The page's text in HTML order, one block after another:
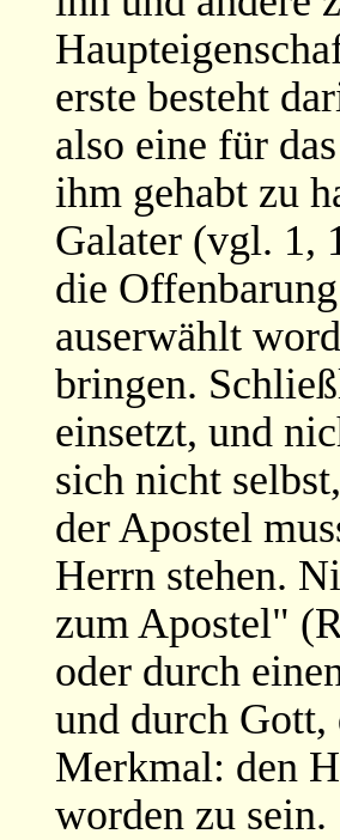
erste besteht
also eine für
ihm gehabt zu
Galater (vgl. 1,
die
auserwählt
bringen.
einsetzt, und
sich nicht
der Apostel
Herrn stehen.
zum Apostel"
oder durch
und durch Gott,
Merkmal: den
worden zu sein.